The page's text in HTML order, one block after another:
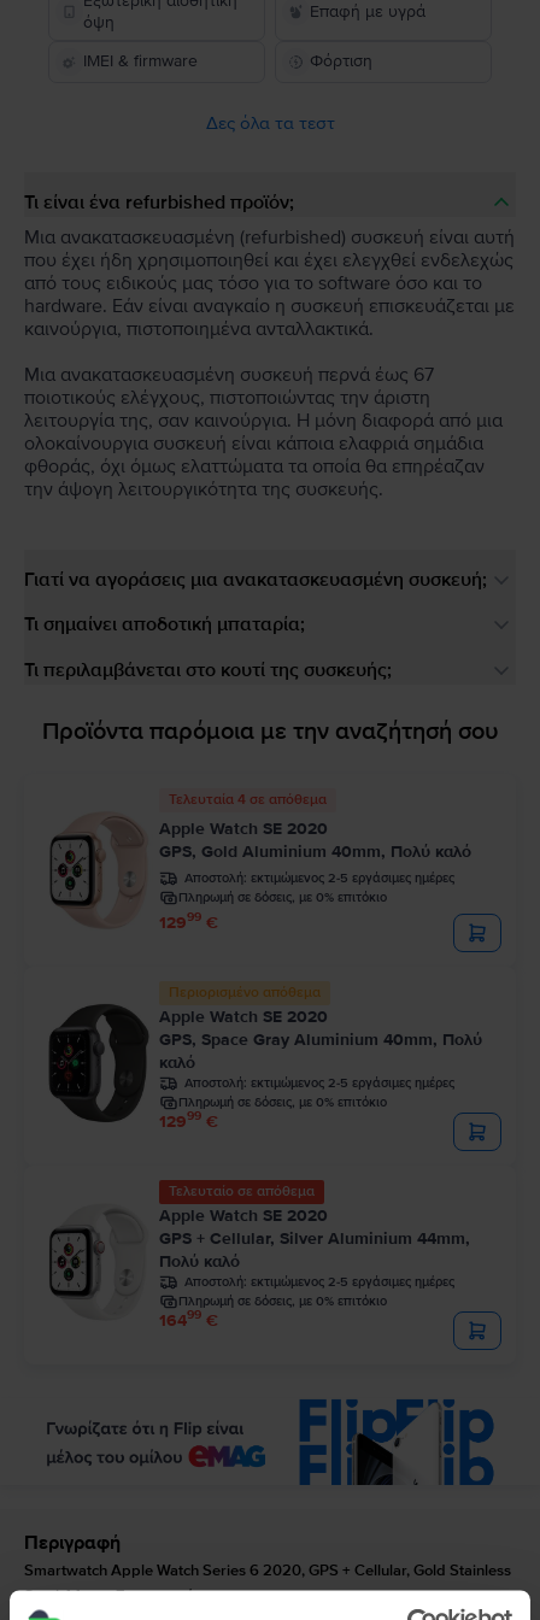
όψη
Επαφή με υγρά
IMEI & firmware Φόρτιση
Δες όλα τα τεστ
Τι είναι ένα refurbished προϊόν;
Μια ανακατασκευασμένη (refurbished) συσκευή είναι αυτή
που έχει ήδη χρησιμοποιηθεί και έχει ελεγχθεί ενδελεχώς
από τους ειδικούς μας τόσο για το software όσο και το
hardware. Εάν είναι αναγκαίο η συσκευή επισκευάζεται με
καινούργια, πιστοποιημένα ανταλλακτικά.
Μια ανακατασκευασμένη συσκευή περνά έως 67
ποιοτικούς ελέγχους, πιστοποιώντας την άριστη
λειτουργία της, σαν καινούργια. Η μόνη διαφορά από μια
ολοκαίνουργια συσκευή είναι κάποια ελαφριά σημάδια
φθοράς, όχι όμως ελαττώματα τα οποία θα επηρέαζαν
την άψογη λειτουργικότητα της συσκευής.
Γιατί να αγοράσεις μια ανακατασκευασμένη συσκευή;
Τι σημαίνει αποδοτική μπαταρία;
Τι περιλαμβάνεται στο κουτί της συσκευής;
Προϊόντα παρόμοια με την αναζήτησή σου
Τελευταία 4 σε απόθεμα
Apple Watch SE 2020
GPS, Gold Aluminium 40mm, Πολύ καλό
Αποστολή: εκτιμώμενος 2-5 εργάσιμες ημέρες
Πληρωμή σε δόσεις, με 0% επιτόκιο
12999 €
Περιορισμένο απόθεμα
Apple Watch SE 2020
GPS, Space Gray Aluminium 40mm, Πολύ
καλό
Αποστολή: εκτιμώμενος 2-5 εργάσιμες ημέρες
Πληρωμή σε δόσεις, με 0% επιτόκιο
12999 €
Τελευταίο σε απόθεμα
Apple Watch SE 2020
GPS + Cellular, Silver Aluminium 44mm,
Πολύ καλό
Αποστολή: εκτιμώμενος 2-5 εργάσιμες ημέρες
Πληρωμή σε δόσεις, με 0% επιτόκιο
16499 €
Περιγραφή
Smartwatch Apple Watch Series 6 2020, GPS + Cellular, Gold Stainless
Steel 44mm, Σαν καινούργιο